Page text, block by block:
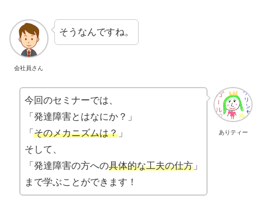
会社員さん
そうなんですね。
ありティー
今回のセミナーでは、
「発達障害とはなにか？」
「そのメカニズムは？ 」
そして、
「発達障害の方への具体的な工夫の仕方 」
まで学ぶことができます！